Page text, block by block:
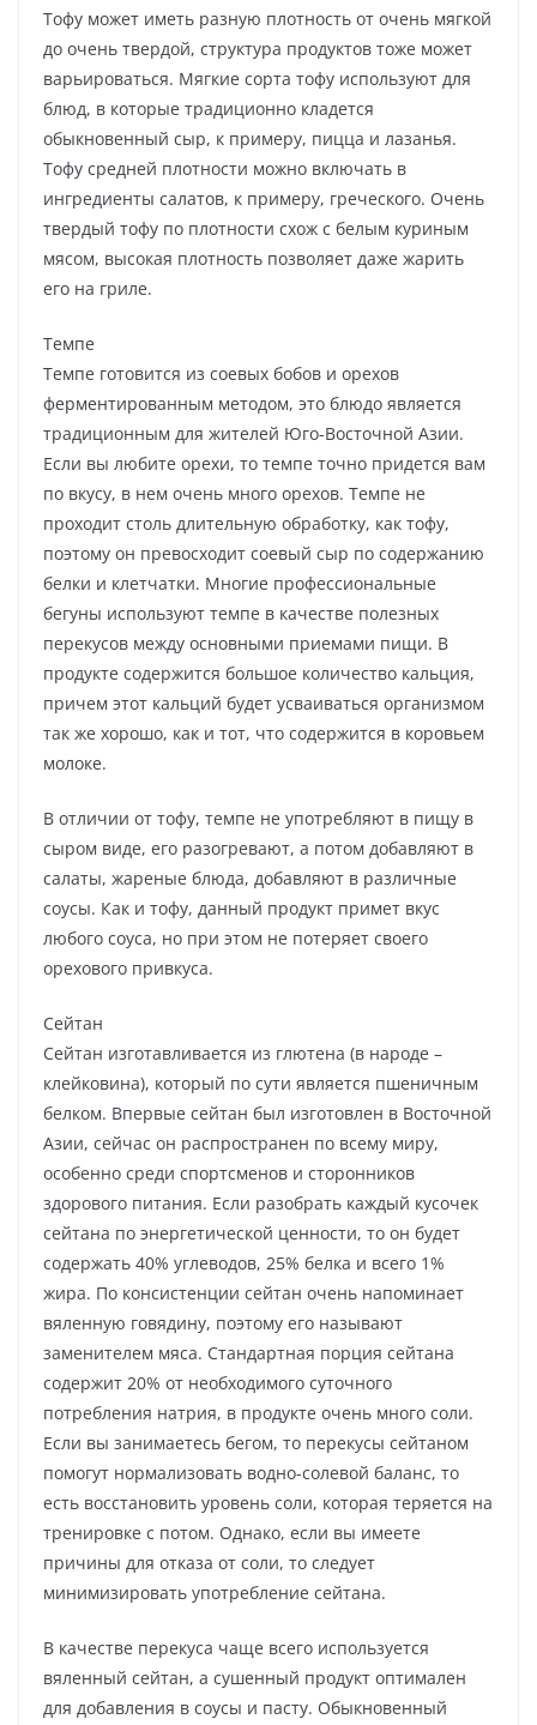
Тофу может иметь разную плотность от очень мягкой
до очень твердой, структура продуктов тоже может
варьироваться. Мягкие сорта тофу используют для
блюд, в которые традиционно кладется
обыкновенный сыр, к примеру, пицца и лазанья.
Тофу средней плотности можно включать в
ингредиенты салатов, к примеру, греческого. Очень
твердый тофу по плотности схож с белым куриным
мясом, высокая плотность позволяет даже жарить
его на гриле.
Темпе
Темпе готовится из соевых бобов и орехов
ферментированным методом, это блюдо является
традиционным для жителей Юго-Восточной Азии.
Если вы любите орехи, то темпе точно придется вам
по вкусу, в нем очень много орехов. Темпе не
проходит столь длительную обработку, как тофу,
поэтому он превосходит соевый сыр по содержанию
белки и клетчатки. Многие профессиональные
бегуны используют темпе в качестве полезных
перекусов между основными приемами пищи. В
продукте содержится большое количество кальция,
причем этот кальций будет усваиваться организмом
так же хорошо, как и тот, что содержится в коровьем
молоке.
В отличии от тофу, темпе не употребляют в пищу в
сыром виде, его разогревают, а потом добавляют в
салаты, жареные блюда, добавляют в различные
соусы. Как и тофу, данный продукт примет вкус
любого соуса, но при этом не потеряет своего
орехового привкуса.
Сейтан
Сейтан изготавливается из глютена (в народе –
клейковина), который по сути является пшеничным
белком. Впервые сейтан был изготовлен в Восточной
Азии, сейчас он распространен по всему миру,
особенно среди спортсменов и сторонников
здорового питания. Если разобрать каждый кусочек
сейтана по энергетической ценности, то он будет
содержать 40% углеводов, 25% белка и всего 1%
жира. По консистенции сейтан очень напоминает
вяленную говядину, поэтому его называют
заменителем мяса. Стандартная порция сейтана
содержит 20% от необходимого суточного
потребления натрия, в продукте очень много соли.
Если вы занимаетесь бегом, то перекусы сейтаном
помогут нормализовать водно-солевой баланс, то
есть восстановить уровень соли, которая теряется на
тренировке с потом. Однако, если вы имеете
причины для отказа от соли, то следует
минимизировать употребление сейтана.
В качестве перекуса чаще всего используется
вяленный сейтан, а сушенный продукт оптимален
для добавления в соусы и пасту. Обыкновенный